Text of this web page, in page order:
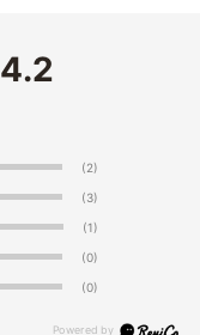
4.2
(2)
(3)
(1)
(0)
(0)